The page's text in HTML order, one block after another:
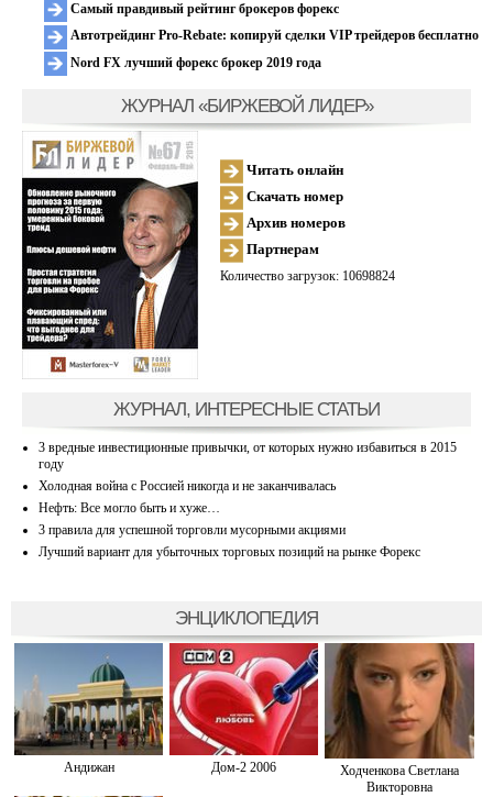
Самый правдивый рейтинг брокеров форекс
Автотрейдинг Pro-Rebate: копируй сделки VIP трейдеров бесплатно
Nord FX лучший форекс брокер 2019 года
ЖУРНАЛ «БИРЖЕВОЙ ЛИДЕР»
Читать онлайн
Скачать номер
Архив номеров
Партнерам
Количество загрузок: 10698824
ЖУРНАЛ, ИНТЕРЕСНЫЕ СТАТЬИ
3 вредные инвестиционные привычки, от которых нужно избавиться в 2015
году
Холодная война с Россией никогда и не заканчивалась
Нефть: Все могло быть и хуже…
3 правила для успешной торговли мусорными акциями
Лучший вариант для убыточных торговых позиций на рынке Форекс
ЭНЦИКЛОПЕДИЯ
Андижан Дом-2 2006
Ходченкова Светлана
Викторовна